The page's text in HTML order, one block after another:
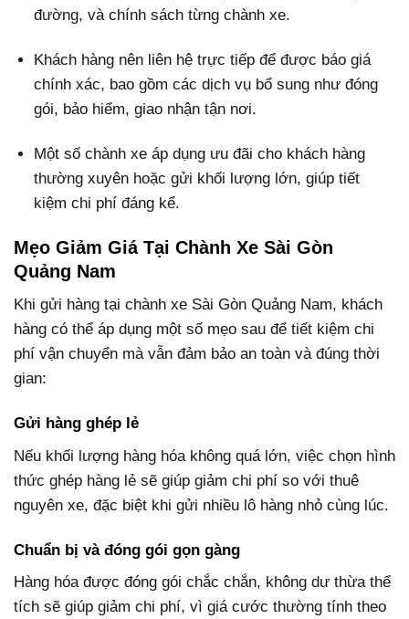
đường, và chính sách từng chành xe.
Khách hàng nên liên hệ trực tiếp để được báo giá
chính xác, bao gồm các dịch vụ bổ sung như đóng
gói, bảo hiểm, giao nhận tận nơi.
Một số chành xe áp dụng ưu đãi cho khách hàng
thường xuyên hoặc gửi khối lượng lớn, giúp tiết
kiệm chi phí đáng kể.
Mẹo Giảm Giá Tại Chành Xe Sài Gòn
Quảng Nam
Khi gửi hàng tại chành xe Sài Gòn Quảng Nam, khách
hàng có thể áp dụng một số mẹo sau để tiết kiệm chi
phí vận chuyển mà vẫn đảm bảo an toàn và đúng thời
gian:
Gửi hàng ghép lẻ
Nếu khối lượng hàng hóa không quá lớn, việc chọn hình
thức ghép hàng lẻ sẽ giúp giảm chi phí so với thuê
nguyên xe, đặc biệt khi gửi nhiều lô hàng nhỏ cùng lúc.
Chuẩn bị và đóng gói gọn gàng
Hàng hóa được đóng gói chắc chắn, không dư thừa thể
tích sẽ giúp giảm chi phí, vì giá cước thường tính theo